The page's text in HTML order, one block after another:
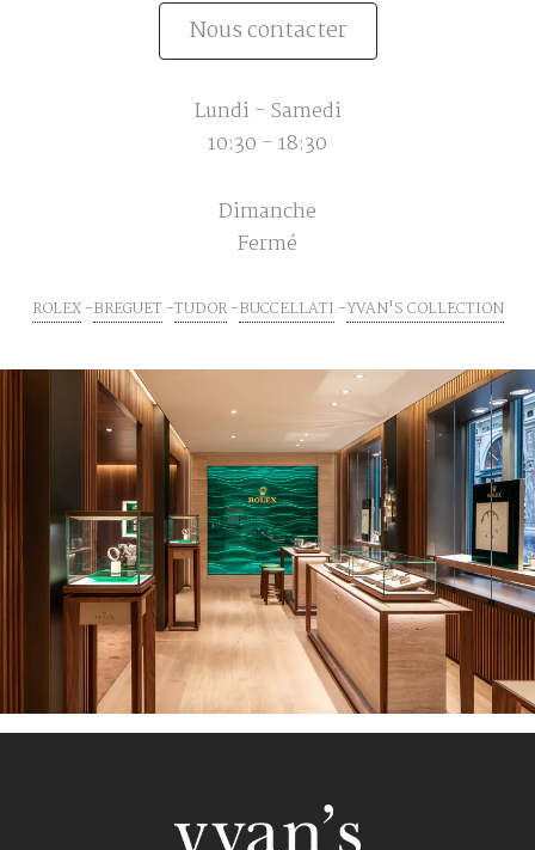
Nous contacter
Lundi - Samedi
10:30 - 18:30
Dimanche
Fermé
ROLEX BREGUET TUDOR BUCCELLATI YVAN'S COLLECTION